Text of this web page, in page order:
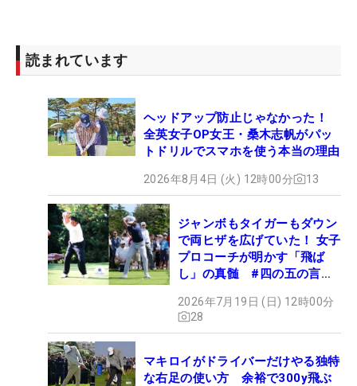
読まれています
ヘッドアップ防止じゃなかった！
全英女子OP女王・桑木志帆がパッ
トドリルでスマホを使う本当の理由
2026年8月4日 (火) 12時00分 13
ジャンボもタイガーもダウン
で両ヒザを広げていた！ 女子
プロコーチが明かす「飛ば
し」の真髄 #四の五の言わ
2026年7月19日 (日) 12時00分
28
マキロイがドライバーだけやる独特
な右足の使い方 余裕で300y飛ぶ